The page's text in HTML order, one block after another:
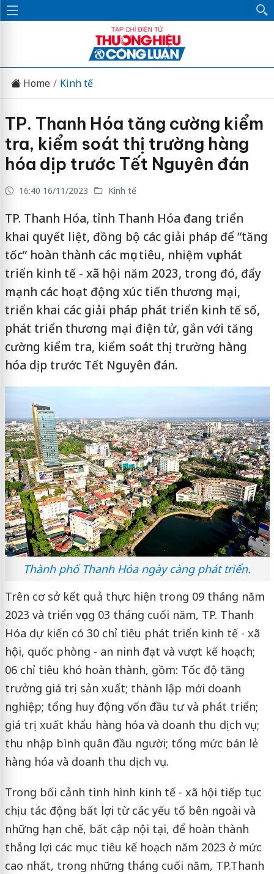
Home Kinh tế
TP. Thanh Hóa tăng cường kiểm
tra, kiểm soát thị trường hàng
hóa dịp trước Tết Nguyên đán
16:40 16/11/2023 Kinh tế
TP. Thanh Hóa, tỉnh Thanh Hóa đang triển
khai quyết liệt, đồng bộ các giải pháp để “tăng
tốc” hoàn thành các mục tiêu, nhiệm vụ phát
triển kinh tế - xã hội năm 2023, trong đó, đẩy
mạnh các hoạt động xúc tiến thương mại,
triển khai các giải pháp phát triển kinh tế số,
phát triển thương mại điện tử, gắn với tăng
cường kiểm tra, kiểm soát thị trường hàng
hóa dịp trước Tết Nguyên đán.
Thành phố Thanh Hóa ngày càng phát triển.
Trên cơ sở kết quả thực hiện trong 09 tháng năm
2023 và triển vọng 03 tháng cuối năm, TP. Thanh
Hóa dự kiến có 30 chỉ tiêu phát triển kinh tế - xã
hội, quốc phòng - an ninh đạt và vượt kế hoạch;
06 chỉ tiêu khó hoàn thành, gồm: Tốc độ tăng
trưởng giá trị sản xuất; thành lập mới doanh
nghiệp; tổng huy động vốn đầu tư và phát triển;
giá trị xuất khẩu hàng hóa và doanh thu dịch vụ;
thu nhập bình quân đầu người; tổng mức bán lẻ
hàng hóa và doanh thu dịch vụ.
Trong bối cảnh tình hình kinh tế - xã hội tiếp tục
chịu tác động bất lợi từ các yếu tố bên ngoài và
những hạn chế, bất cập nội tại, để hoàn thành
thắng lợi các mục tiêu kế hoạch năm 2023 ở mức
cao nhất, trong những tháng cuối năm, TP.Thanh